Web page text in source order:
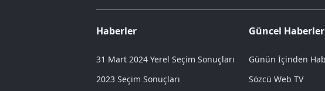
Haberler
31 Mart 2024 Yerel Seçim Sonuçları
2023 Seçim Sonuçları
Güncel Haberler
Günün İçinden
Sözcü Web TV